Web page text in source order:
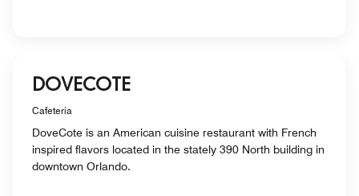
DOVECOTE
Cafetería
DoveCote is an American cuisine restaurant with French
inspired flavors located in the stately 390 North building in
downtown Orlando.